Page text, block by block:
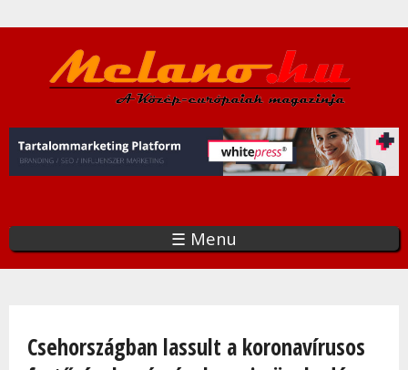
a
tartalomra
☰ Menu
Csehországban lassult a koronavírusos